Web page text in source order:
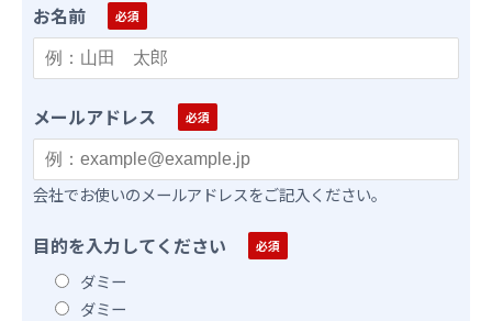
お名前
メールアドレス
会社でお使いのメールアドレスをご記入ください。
目的を入力してください
ダミー
ダミー